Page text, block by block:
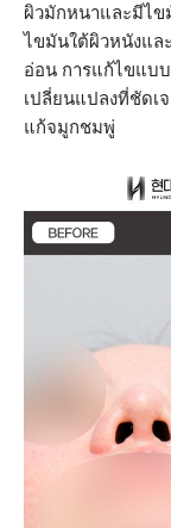
ผิวมักหนาและมีไข
ไขมันใต้ผิวหนังแล
อ่อน การแก้ไขแบ
เปลี่ยนแปลงที่ชัดเ
แก้จมูกชมพู่